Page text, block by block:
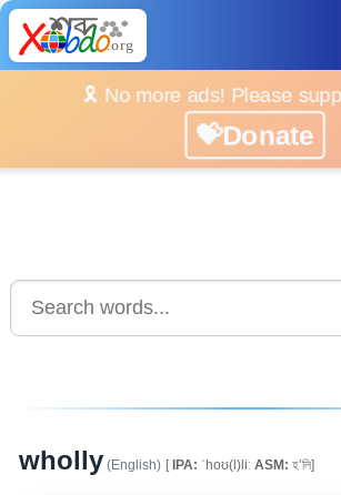
🎗️ No more ads! Please
💝Donate
wholly (English) [IPA: ˈhoʊ(l)liː ASM: হ’লি]